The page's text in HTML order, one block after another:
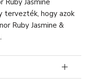
Ruby Jasmine
tervezték, hogy azok
Ruby Jasmine &